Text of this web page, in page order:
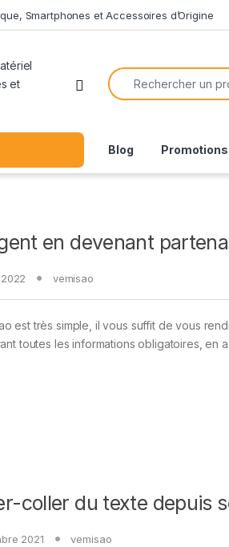
Smartphones et Accessoires d’Origine
Open
Search for:
Blog Promotions
en devenant
vemisao
est très simple, il vous suffit de vous
toutes les informations obligatoires, en
coller du texte depuis
2021 vemisao